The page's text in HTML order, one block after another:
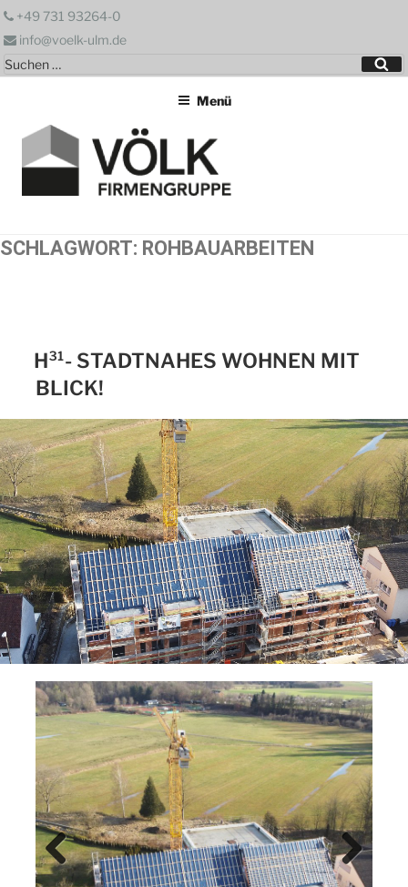
Zum
springen
+49 731 93264-0
info@voelk-ulm.de
Suchen
nach:
Menü
SCHLAGWORT: ROHBAUARBEITEN
H³¹- STADTNAHES WOHNEN MIT
BLICK!
Previ
Next